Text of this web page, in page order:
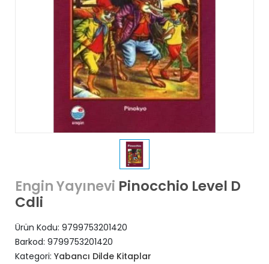
Engin Yayınevi Pinocchio Level D
Cdli
Ürün Kodu: 9799753201420
Barkod: 9799753201420
Kategori: Yabancı Dilde Kitaplar